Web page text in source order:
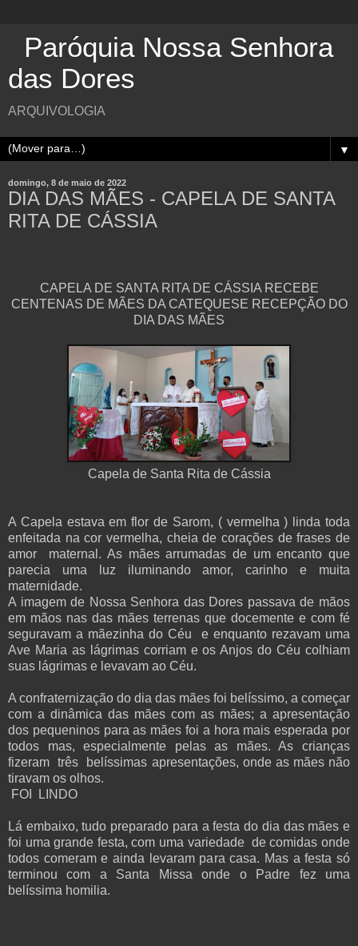
Paróquia Nossa Senhora
das Dores
ARQUIVOLOGIA
▼
domingo, 8 de maio de 2022
DIA DAS MÃES - CAPELA DE SANTA
RITA DE CÁSSIA
CAPELA DE SANTA RITA DE CÁSSIA RECEBE
CENTENAS DE MÃES DA CATEQUESE RECEPÇÃO DO
DIA DAS MÃES
Capela de Santa Rita de Cássia
A Capela estava em flor de Sarom, ( vermelha ) linda toda
enfeitada na cor vermelha, cheia de corações de frases de
amor maternal. As mães arrumadas de um encanto que
parecia uma luz iluminando amor, carinho e muita
maternidade.
A imagem de Nossa Senhora das Dores passava de mãos
em mãos nas das mães terrenas que docemente e com fé
seguravam a mãezinha do Céu e enquanto rezavam uma
Ave Maria as lágrimas corriam e os Anjos do Céu colhiam
suas lágrimas e levavam ao Céu.
A confraternização do dia das mães foi belíssimo, a começar
com a dinâmica das mães com as mães; a apresentação
dos pequeninos para as mães foi a hora mais esperada por
todos mas, especialmente pelas as mães. As crianças
fizeram três belíssimas apresentações, onde as mães não
tiravam os olhos.
FOI LINDO
Lá embaixo, tudo preparado para a festa do dia das mães e
foi uma grande festa, com uma variedade de comidas onde
todos comeram e ainda levaram para casa. Mas a festa só
terminou com a Santa Missa onde o Padre fez uma
belíssima homilia.